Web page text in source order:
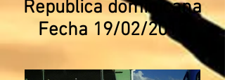
Republica dominicana
Fecha 19/02/2017